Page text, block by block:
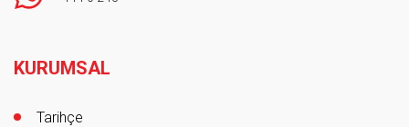
KURUMSAL
Tarihçe